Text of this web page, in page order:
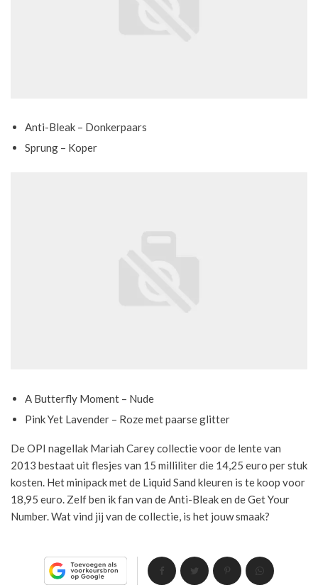
Anti-Bleak – Donkerpaars
Sprung – Koper
A Butterfly Moment – Nude
Pink Yet Lavender – Roze met paarse glitter
De OPI nagellak Mariah Carey collectie voor de lente van
2013 bestaat uit flesjes van 15 milliliter die 14,25 euro per stuk
kosten. Het minipack met de Liquid Sand kleuren is te koop voor
18,95 euro. Zelf ben ik fan van de Anti-Bleak en de Get Your
Number. Wat vind jij van de collectie, is het jouw smaak?